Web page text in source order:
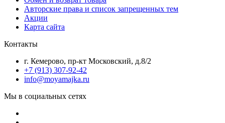
Авторские права и список запрещенных тем
Акции
Карта сайта
Контакты
г. Кемерово, пр-кт Московский, д.8/2
+7 (913) 307-92-42
info@moyamajka.ru
Мы в социальных сетях